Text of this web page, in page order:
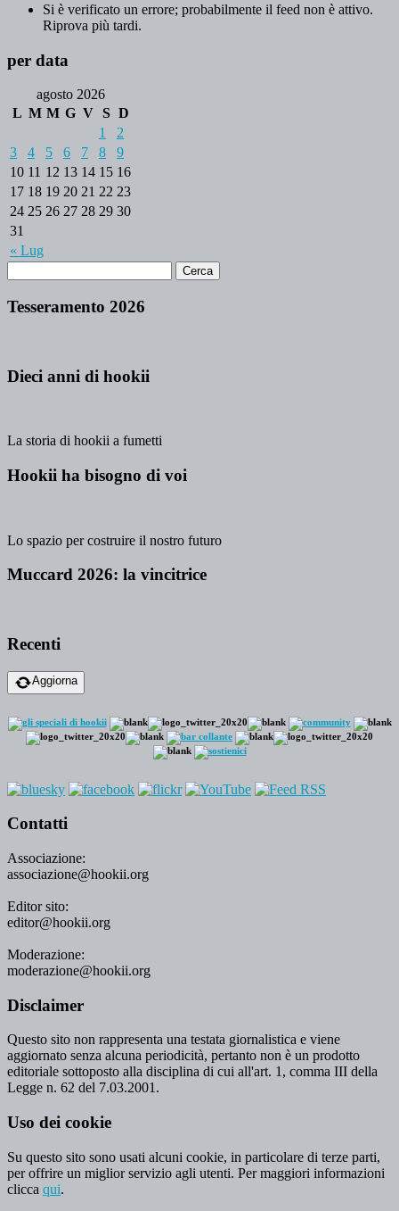
Si è verificato un errore; probabilmente il feed non è attivo.
Riprova più tardi.
per data
agosto 2026
L M M G V S D
« Lug
1
2
3
4 5 6 7 8
9
10 11 12 13 14 15 16
17 18 19 20 21 22 23
24 25 26 27 28 29 30
31
Tesseramento 2026
Dieci anni di hookii
La storia di hookii a fumetti
Hookii ha bisogno di voi
Lo spazio per costruire il nostro futuro
Muccard 2026: la vincitrice
Recenti
Aggiorna
Contatti
Associazione:
associazione@hookii.org
Editor sito:
editor@hookii.org
Moderazione:
moderazione@hookii.org
Disclaimer
Questo sito non rappresenta una testata giornalistica e viene
aggiornato senza alcuna periodicità, pertanto non è un prodotto
editoriale sottoposto alla disciplina di cui all'art. 1, comma III della
Legge n. 62 del 7.03.2001.
Uso dei cookie
Su questo sito sono usati alcuni cookie, in particolare di terze parti,
per offrire un miglior servizio agli utenti. Per maggiori informazioni
clicca qui.